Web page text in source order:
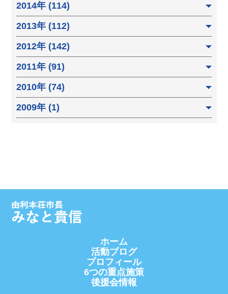
2014年 (114)
2013年 (112)
2012年 (142)
2011年 (91)
2010年 (74)
2009年 (1)
ホーム
活動ブログ
プロフィール
6つの重点施策
後援会情報